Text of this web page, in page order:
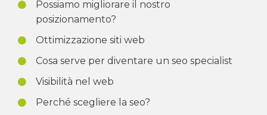
Possiamo migliorare il nostro
posizionamento?
Ottimizzazione siti web
Cosa serve per diventare un seo specialist
Visibilità nel web
Perché scegliere la seo?